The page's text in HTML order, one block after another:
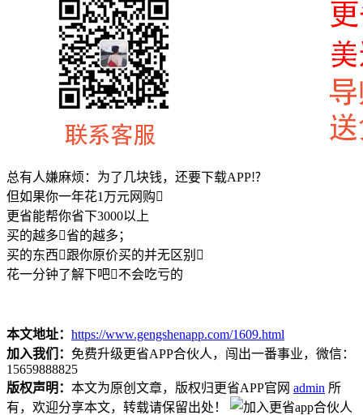
总有人嫌麻烦：为了几块钱，还要下载APP⁉
但如果你一年花1万元网购
更省能帮你省下3000以上
买的越多省的越多；
买的东西跟你原价买的并无区别
花一分钟了解下吧不会吃亏的
本文地址： https://www.gengshenapp.com/1609.html
加入我们： 免费升级更省APP合伙人，闯出一番事业，微信：
15659888825
版权声明： 本文为原创文章，版权归更省APP官网 admin 所
有，欢迎分享本文，转载请保留出处！